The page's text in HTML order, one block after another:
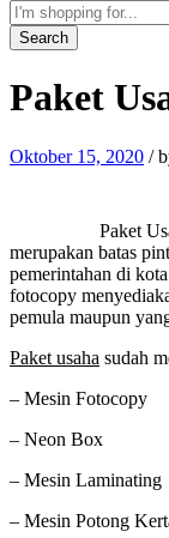
Search
Paket
Oktober 15, 2020 /
Paket
merupakan batas
pemerintahan di
fotocopy
pemula maupun
Paket usaha sudah
– Mesin Fotocopy
– Neon Box
– Mesin Laminating
– Mesin Potong